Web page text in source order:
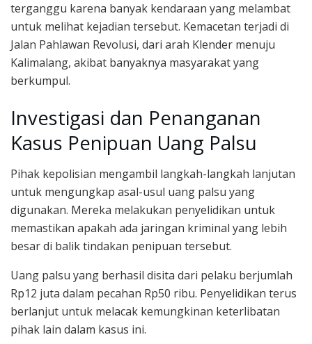
terganggu karena banyak kendaraan yang melambat
untuk melihat kejadian tersebut. Kemacetan terjadi di
Jalan Pahlawan Revolusi, dari arah Klender menuju
Kalimalang, akibat banyaknya masyarakat yang
berkumpul.
Investigasi dan Penanganan
Kasus Penipuan Uang Palsu
Pihak kepolisian mengambil langkah-langkah lanjutan
untuk mengungkap asal-usul uang palsu yang
digunakan. Mereka melakukan penyelidikan untuk
memastikan apakah ada jaringan kriminal yang lebih
besar di balik tindakan penipuan tersebut.
Uang palsu yang berhasil disita dari pelaku berjumlah
Rp12 juta dalam pecahan Rp50 ribu. Penyelidikan terus
berlanjut untuk melacak kemungkinan keterlibatan
pihak lain dalam kasus ini.